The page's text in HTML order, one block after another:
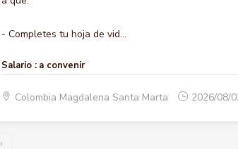
- Completes tu hoja de vid...
Salario : a convenir
Colombia Magdalena Santa Marta 2026/08/
›